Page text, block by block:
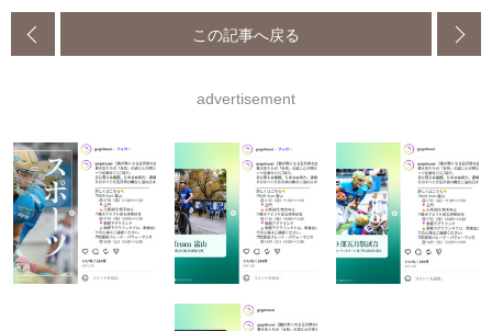
この記事へ戻る
advertisement